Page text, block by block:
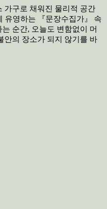
가구로 채워진 물리적 공간
유영하는 『문장수집가』 속
순간, 오늘도 변함없이 머
안의 장소가 되지 않기를 바